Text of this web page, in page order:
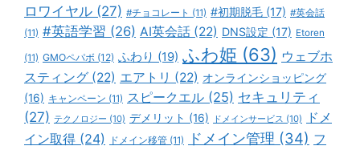
ロワイヤル (27) #チョコレート (11) #初期脱毛 (17) #英会話
(11) #英語学習 (26) AI英会話 (22) DNS設定 (17) Etoren
(11) GMOペパボ (12) ふわり (19) ふわ姫 (63) ウェブホ
スティング (22) エアトリ (22) オンラインショッピング
(16) キャンペーン (11) スピークエル (25) セキュリティ
(27) テクノロジー (10) デメリット (16) ドメインサービス (10)
ドメ
イン取得 (24) ドメイン移管 (11) ドメイン管理 (34) フ